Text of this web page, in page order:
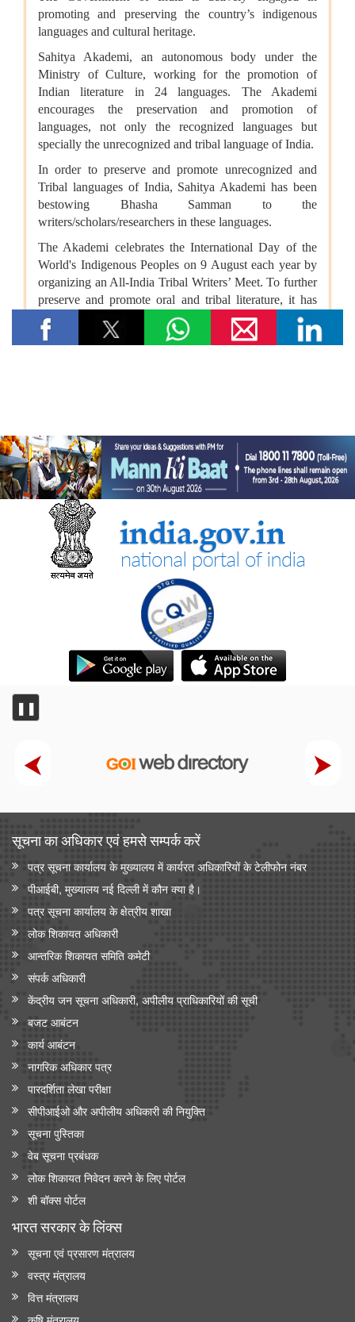
❚❚
सूचना का अधिकार एवं हमसे सम्‍पर्क करें
पत्र सूचना कार्यालय के मुख्यालय में कार्यरत अधिकारियों के टेलीफोन नंबर
पीआईबी, मुख्यालय नई दिल्ली में कौन क्या है।
पत्र सूचना कार्यालय के क्षेत्रीय शाखा
लोक शिकायत अधिकारी
आन्‍तरिक शिकायत समिति कमेटी
संपर्क अधिकारी
केंद्रीय जन सूचना अधिकारी, अपीलीय प्राधिकारियों की सूची
बजट आबंटन
कार्य आबंटन
नागरिक अधिकार पत्र
पारदर्शिता लेखा परीक्षा
सीपीआईओ और अपी‍लीय अधिकारी की नियुक्ति
सूचना पुस्तिका
वेब सूचना प्रबंधक
लोक शिकायत निवेदन करने के लिए पोर्टल
शी बॉक्स पोर्टल
भारत सरकार के लिंक्‍स
सूचना एवं प्रसारण मंत्रालय
वस्त्र मंत्रालय
वित्त मंत्रालय